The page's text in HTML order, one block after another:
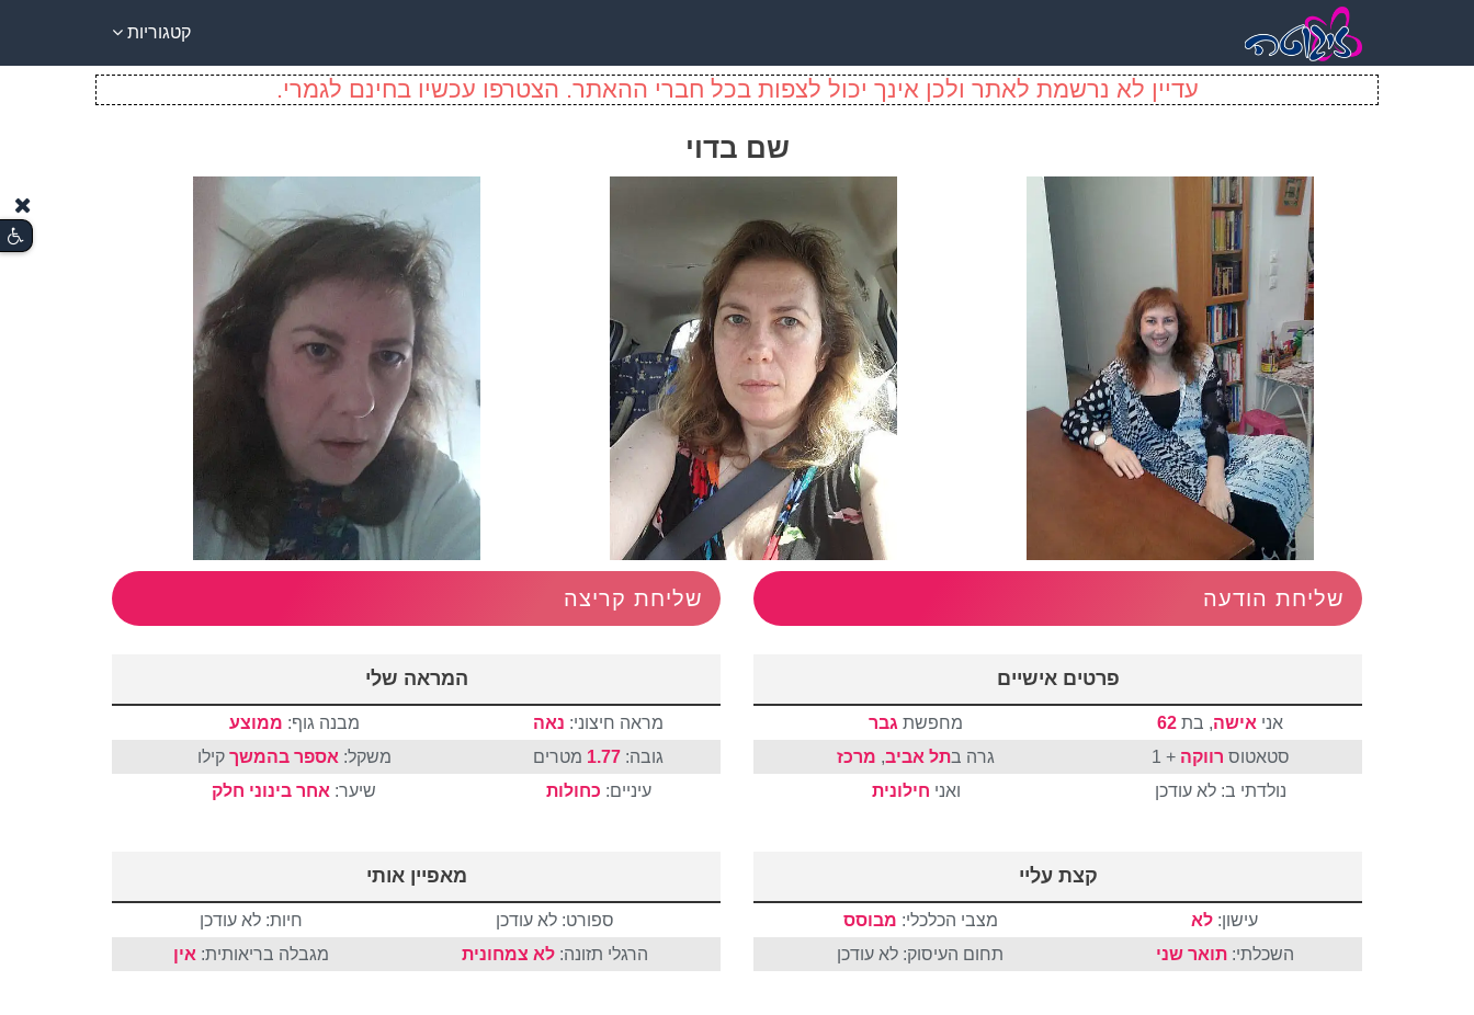
קטגוריות
עדיין לא נרשמת לאתר ולכן אינך יכול לצפות בכל חברי ההאתר. הצטרפו עכשיו בחינם לגמרי.
שם בדוי
שליחת הודעה שליחת קריצה
פרטים אישיים
אני אישה, בת 62 מחפשת גבר
סטאטוס רווקה + 1 גרה בתל אביב, מרכז
נולדתי ב: לא עודכן
ואני חילונית
המראה שלי
מראה חיצוני: נאה מבנה גוף: ממוצע
גובה: 1.77 מטרים משקל: אספר בהמשך קילו
עיניים: כחולות שיער: אחר בינוני חלק
קצת עליי
עישון: לא מצבי הכלכלי: מבוסס
השכלתי:תואר שני תחום העיסוק: לא עודכן
מאפיין אותי
ספורט: לא עודכן
חיות: לא עודכן
הרגלי תזונה: לא צמחונית מגבלה בריאותית: אין